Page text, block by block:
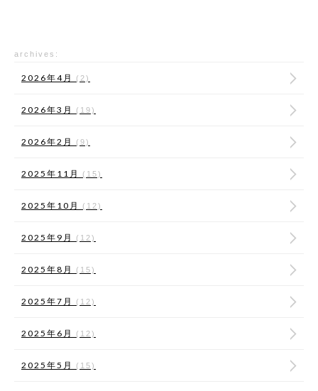
archives:
2026年4月 (2)
2026年3月 (19)
2026年2月 (9)
2025年11月 (15)
2025年10月 (12)
2025年9月 (12)
2025年8月 (15)
2025年7月 (12)
2025年6月 (12)
2025年5月 (15)